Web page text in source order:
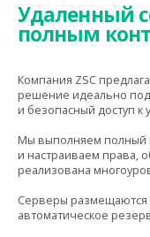
Удаленный
полным
Компания ZSC
решение идеально
и безопасный доступ к
Мы выполняем полный
и настраиваем права,
реализована
Серверы размещаются
автоматическое